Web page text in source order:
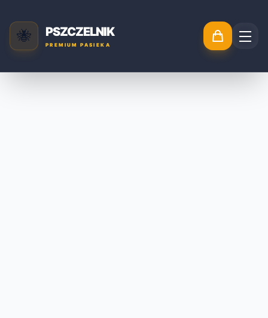
🐝 PSZCZELNIK
PREMIUM PASIEKA